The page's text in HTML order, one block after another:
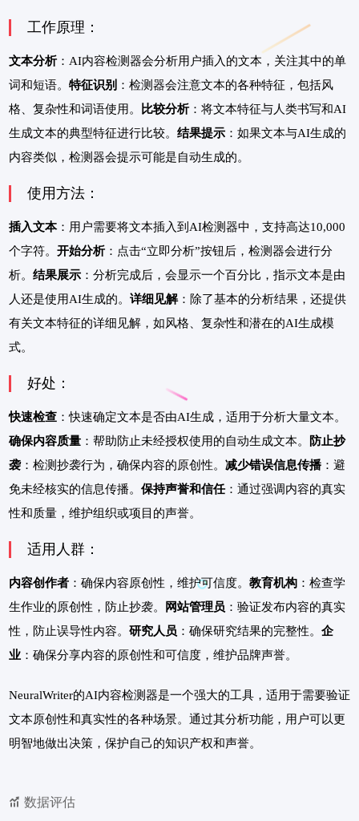
工作原理：
文本分析：AI内容检测器会分析用户插入的文本，关注其中的单
词和短语。 特征识别 ：检测器会注意文本的各种特征，包括风
格、复杂性和词语使用。
比较分析：将文本特征与人类书写和AI
生成文本的典型特征进行比较。 结果提示 ：如果文本与AI生成的
内容类似，检测器会提示可能是自动生成的。
使用方法：
插入文本：用户需要将文本插入到AI检测器中，支持高达10,000
个字符。 开始分析：点击“立即分析”按钮后，检测器会进行分
析。 结果展示 ：分析完成后，会显示一个百分比，指示文本是由
人还是使用AI生成的。 详细见解：除了基本的分析结果，还提供
有关文本特征的详细见解，如风格、复杂性和潜在的AI生成模
式。
好处：
快速检查 ：快速确定文本是否由AI生成，适用于分析大量文本。
确保内容质量 ：帮助防止未经授权使用的自动生成文本。
防止抄
袭：检测抄袭行为，确保内容的原创性。 减少错误信息传播 ：避
免未经核实的信息传播。 保持声誉和信任：通过强调内容的真实
性和质量，维护组织或项目的声誉。
适用人群：
内容创作者 ：确保内容原创性，维护可信度。 教育机构 ：检查学
生作业的原创性，防止抄袭。
网站管理员 ：验证发布内容的真实
性，防止误导性内容。 研究人员 ：确保研究结果的完整性。 企
业 ：确保分享内容的原创性和可信度，维护品牌声誉。
NeuralWriter的AI内容检测器是一个强大的工具，适用于需要验证
文本原创性和真实性的各种场景。通过其分析功能，用户可以更
明智地做出决策，保护自己的知识产权和声誉。
数据评估